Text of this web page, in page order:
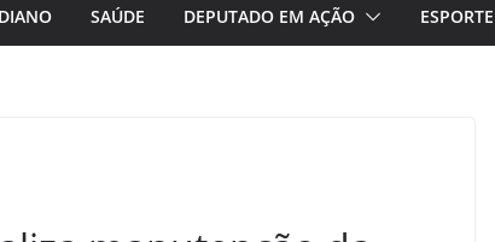
SAÚDE DEPUTADO EM AÇÃO ESPORTE